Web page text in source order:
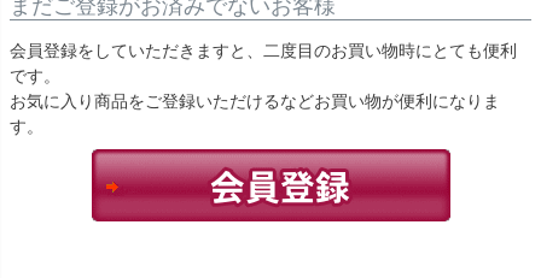
まだご登録がお済みでないお客様
会員登録をしていただきますと、二度目のお買い物時にとても便利
です。
お気に入り商品をご登録いただけるなどお買い物が便利になりま
す。